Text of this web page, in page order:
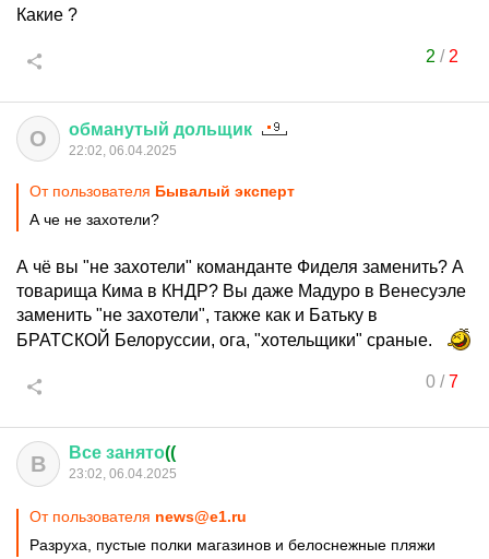
Какие ?
2 / 2
О обманутый дольщик
22:02, 06.04.2025
От пользователя Бывалый эксперт
А че не захотели?
А чё вы "не захотели" команданте Фиделя заменить? А
товарища Кима в КНДР? Вы даже Мадуро в Венесуэле
заменить "не захотели", также как и Батьку в
БРАТСКОЙ Белоруссии, ога, "хотельщики" сраные.
0/7
В Все занято((
23:02, 06.04.2025
От пользователя news@e1.ru
Разруха, пустые полки магазинов и белоснежные пляжи